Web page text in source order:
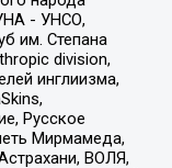
- УНСО,
им. Степана
division,
инглиизма,
Русское
Мирмамеда,
ВОЛЯ,